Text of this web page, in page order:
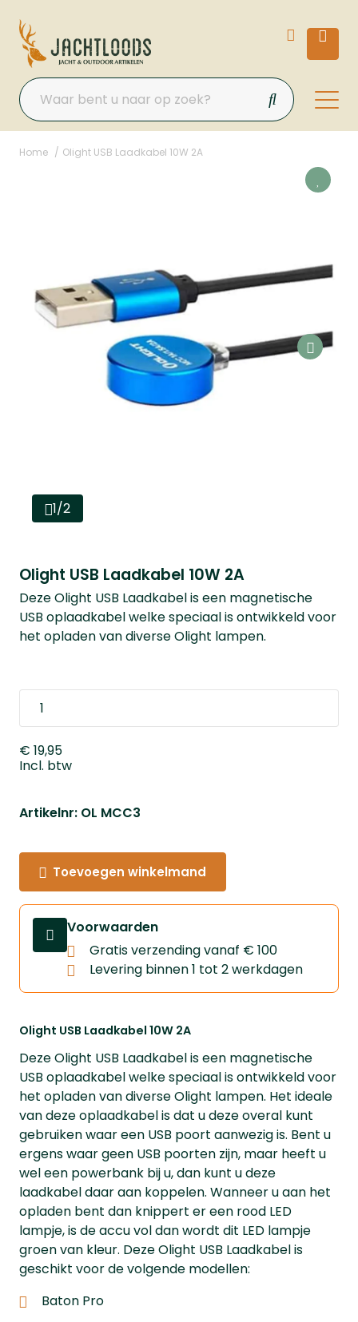
Home Olight USB Laadkabel 10W 2A
Olight USB Laadkabel 10W 2A
Deze Olight USB Laadkabel is een magnetische
USB oplaadkabel welke speciaal is ontwikkeld voor
het opladen van diverse Olight lampen. Het ideale
van deze oplaadkabel is dat u deze overal kunt
gebruiken waar een USB poort aanwezig is. Bent u
ergens waar geen USB poorten zijn, maar heeft u
wel een powerbank bij u, dan kunt u deze
laadkabel daar aan koppelen. Wanneer u aan het
opladen bent dan knippert er een rood LED
lampje, is de accu vol dan wordt dit LED lampje
groen van kleur. Deze Olight USB Laadkabel is
geschikt voor de volgende modellen:
Baton Pro
1/2
Olight USB Laadkabel 10W 2A
Deze Olight USB Laadkabel is een magnetische
USB oplaadkabel welke speciaal is ontwikkeld voor
het opladen van diverse Olight lampen.
€ 19,95
Incl. btw
Artikelnr: OL MCC3
Toevoegen winkelmand
Voorwaarden
Gratis verzending vanaf € 100
Levering binnen 1 tot 2 werkdagen